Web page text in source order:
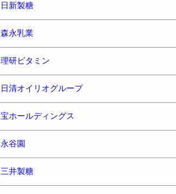
日新製糖
森永乳業
理研ビタミン
日清オイリオグループ
宝ホールディングス
永谷園
三井製糖